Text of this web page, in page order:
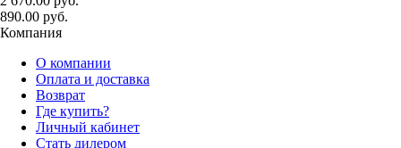
890.00 руб.
Компания
О компании
Оплата и доставка
Возврат
Где купить?
Личный кабинет
Стать дилером